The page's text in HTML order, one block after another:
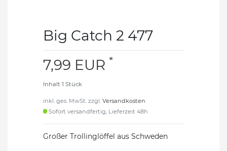
Big Catch 2 477
7,99 EUR *
Inhalt 1 Stück
inkl. ges. MwSt. zzgl. Versandkosten
Sofort versandfertig, Lieferzeit 48h
Großer Trollinglöffel aus Schweden